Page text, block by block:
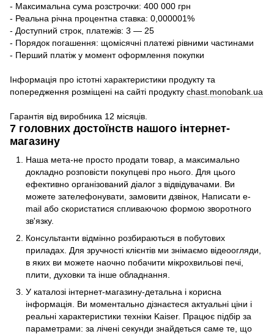
- Максимальна сума розстрочки: 400 000 грн
- Реальна річна процентна ставка: 0,000001%
- Доступний строк, платежів: 3 — 25
- Порядок погашення: щомісячні платежі рівними частинами
- Перший платіж у момент оформлення покупки
Інформація про істотні характеристики продукту та
попередження розміщені на сайті продукту chast.monobank.ua
Гарантія від виробника 12 місяців.
7 головних достоїнств нашого інтернет-
магазину
Наша мета-не просто продати товар, а максимально
докладно розповісти покупцеві про нього. Для цього
ефективно організований діалог з відвідувачами. Ви
можете зателефонувати, замовити дзвінок, Написати e-
mail або скористатися спливаючою формою зворотного
зв'язку.
Консультанти відмінно розбираються в побутових
приладах. Для зручності клієнтів ми знімаємо відеоогляди,
в яких ви можете наочно побачити мікрохвильові печі,
плити, духовки та інше обладнання.
У каталозі інтернет-магазину-детальна і корисна
інформація. Ви моментально дізнаєтеся актуальні ціни і
реальні характеристики техніки Kaiser. Працює підбір за
параметрами: за лічені секунди знайдеться саме те, що